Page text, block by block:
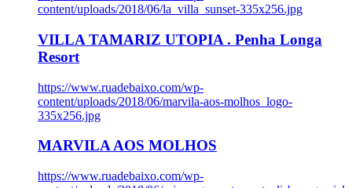
content/uploads/2018/06/la_villa_sunset-335x256.jpg
VILLA TAMARIZ UTOPIA . Penha Longa
Resort
https://www.ruadebaixo.com/wp-
content/uploads/2018/06/marvila-aos-molhos_logo-
335x256.jpg
MARVILA AOS MOLHOS
https://www.ruadebaixo.com/wp-